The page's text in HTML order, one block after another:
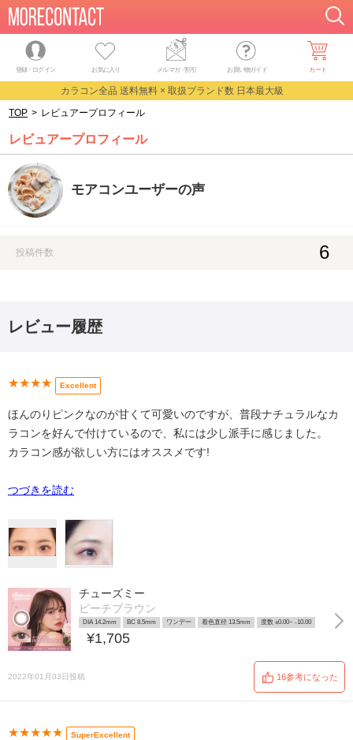
登録・ログイン お気に入り メルマガ・割引 お買い物ガイド カート
カラコン全品 送料無料 × 取扱ブランド数 日本最大級
TOP > レビュアープロフィール
レビュアープロフィール
モアコンユーザーの声
投稿件数 6
レビュー履歴
★★★★ Excellent
ほんのりピンクなのが甘くて可愛いのですが、普段ナチュラルなカ
ラコンを好んで付けているので、私には少し派手に感じました。
カラコン感が欲しい方にはオススメです!
つづきを読む
チューズミー
ピーチブラウン
DIA 14.2mm BC 8.5mm ワンデー 着色直径 13.5mm 度数 ±0.00~ -10.00
¥1,705
2022年01月03日投稿 16参考になった
★★★★★ SuperExcellent